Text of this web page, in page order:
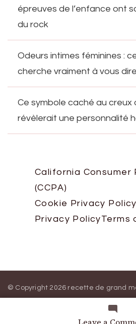
épreuves de l’enfance ont
du rock
Odeurs intimes féminines :
cherche vraiment à vous dire
Ce symbole caché au creux
révèlerait une personnalité
California Consumer
(CCPA)
Cookie Privacy Policy
Privacy PolicyTerms
© Copyright 2026 recette de grand